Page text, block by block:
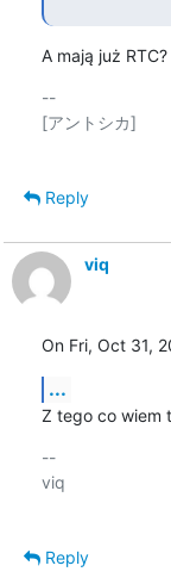
A mają już RTC?
--
[アントシカ]
Reply
viq
On Fri, Oct 31,
...
Z tego co wiem
--
viq
Reply